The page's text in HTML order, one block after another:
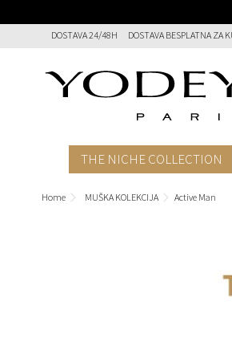
DOSTAVA 24/48H DOSTAVA BESPLATNA ZA
THE NICHE COLLECTION
Home MUŠKA KOLEKCIJA Active Man